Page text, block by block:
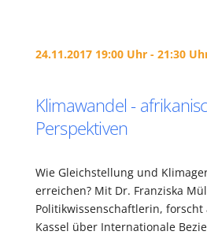
24.11.2017 19:00 Uhr - 21:30
Klimawandel -
Perspektiven
Wie Gleichstellung und
erreichen? Mit Dr. Franziska
Politikwissenschaftlerin,
Kassel über Internationale